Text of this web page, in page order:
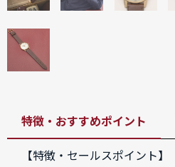
特徴・おすすめポイント
【特徴・セールスポイント】